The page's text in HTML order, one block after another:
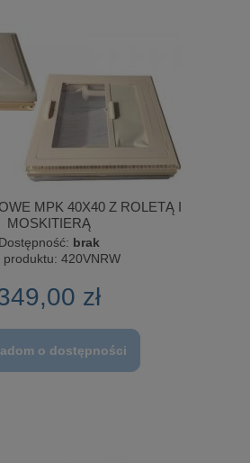
MPK 40X40 Z ROLETĄ I
MOSKITIERĄ
Dostępność: brak
produktu: 420VNRW
zł
o dostępności